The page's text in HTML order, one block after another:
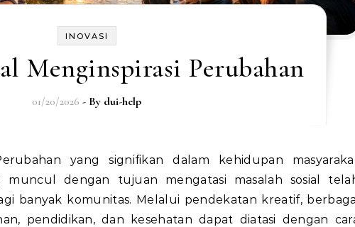
INOVASI
Menginspirasi Perubahan
01/20/2026 - By dui-help
muncul dengan tujuan mengatasi masalah sosial
banyak komunitas. Melalui pendekatan kreatif,
pendidikan, dan kesehatan dapat diatasi dengan